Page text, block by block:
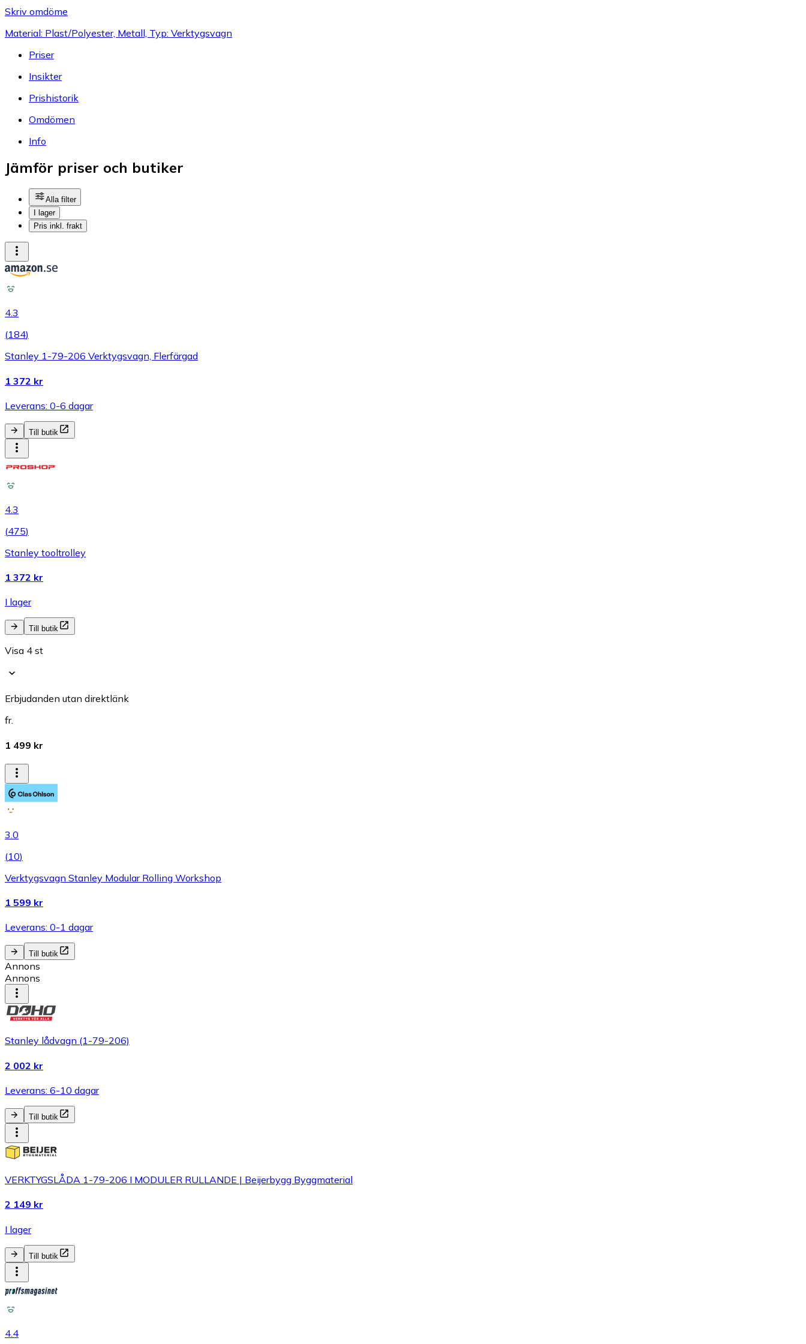
Skriv omdöme
Material: Plast/Polyester, Metall, Typ: Verktygsvagn
Priser
Insikter
Prishistorik
Omdömen
Info
Jämför priser och butiker
Alla filter
I lager
Pris inkl. frakt
4.3
(184)
Stanley 1-79-206 Verktygsvagn, Flerfärgad
1 372 kr
Leverans: 0-6 dagar
Till butik
4.3
(475)
Stanley tooltrolley
1 372 kr
I lager
Till butik
Visa 4 st
Erbjudanden utan direktlänk
fr.
1 499 kr
3.0
(10)
Verktygsvagn Stanley Modular Rolling Workshop
1 599 kr
Leverans: 0-1 dagar
Till butik
Annons
Annons
Stanley lådvagn (1-79-206)
2 002 kr
Leverans: 6-10 dagar
Till butik
VERKTYGSLÅDA 1-79-206 I MODULER RULLANDE | Beijerbygg Byggmaterial
2 149 kr
I lager
Till butik
4.4